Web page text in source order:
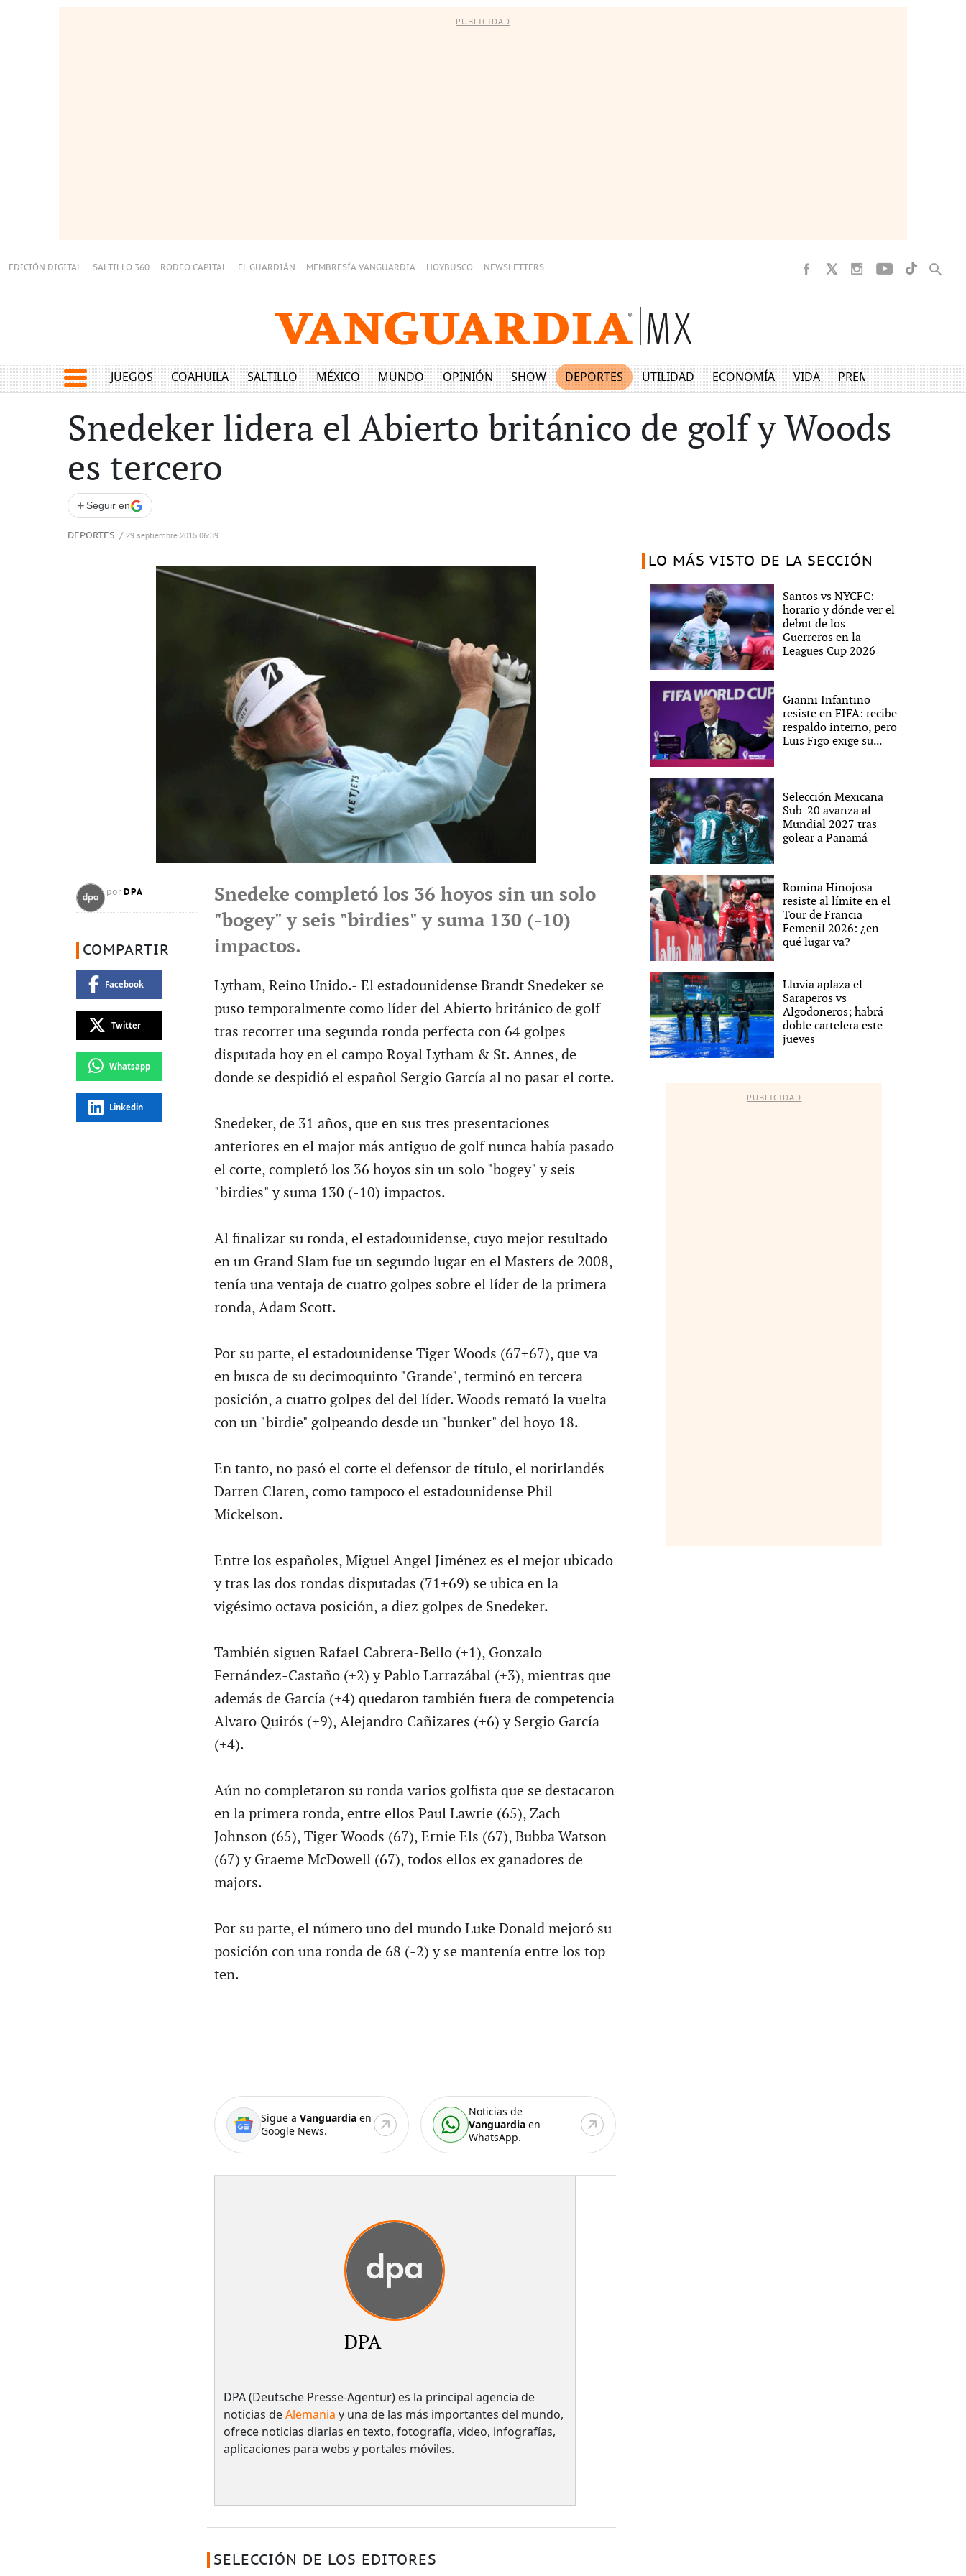
PUBLICIDAD
EDICIÓN DIGITAL SALTILLO 360 RODEO CAPITAL EL GUARDIÁN MEMBRESÍA VANGUARDIA HOYBUSCO NEWSLETTERS
JUEGOS COAHUILA SALTILLO MÉXICO MUNDO OPINIÓN SHOW DEPORTES UTILIDAD ECONOMÍA VIDA PREMIUM
Snedeker lidera el Abierto británico de golf y Woods
es tercero
+ Seguir en
DEPORTES / 29 septiembre 2015 06:39
por DPA
COMPARTIR
Facebook
Twitter
Whatsapp
Linkedin
Snedeke completó los 36 hoyos sin un solo
"bogey" y seis "birdies" y suma 130 (-10)
impactos.
Lytham, Reino Unido.- El estadounidense Brandt Snedeker se
puso temporalmente como líder del Abierto británico de golf
tras recorrer una segunda ronda perfecta con 64 golpes
disputada hoy en el campo Royal Lytham & St. Annes, de
donde se despidió el español Sergio García al no pasar el corte.
Snedeker, de 31 años, que en sus tres presentaciones
anteriores en el major más antiguo de golf nunca había pasado
el corte, completó los 36 hoyos sin un solo "bogey" y seis
"birdies" y suma 130 (-10) impactos.
Al finalizar su ronda, el estadounidense, cuyo mejor resultado
en un Grand Slam fue un segundo lugar en el Masters de 2008,
tenía una ventaja de cuatro golpes sobre el líder de la primera
ronda, Adam Scott.
Por su parte, el estadounidense Tiger Woods (67+67), que va
en busca de su decimoquinto "Grande", terminó en tercera
posición, a cuatro golpes del del líder. Woods remató la vuelta
con un "birdie" golpeando desde un "bunker" del hoyo 18.
En tanto, no pasó el corte el defensor de título, el norirlandés
Darren Claren, como tampoco el estadounidense Phil
Mickelson.
Entre los españoles, Miguel Angel Jiménez es el mejor ubicado
y tras las dos rondas disputadas (71+69) se ubica en la
vigésimo octava posición, a diez golpes de Snedeker.
También siguen Rafael Cabrera-Bello (+1), Gonzalo
Fernández-Castaño (+2) y Pablo Larrazábal (+3), mientras que
además de García (+4) quedaron también fuera de competencia
Alvaro Quirós (+9), Alejandro Cañizares (+6) y Sergio García
(+4).
Aún no completaron su ronda varios golfista que se destacaron
en la primera ronda, entre ellos Paul Lawrie (65), Zach
Johnson (65), Tiger Woods (67), Ernie Els (67), Bubba Watson
(67) y Graeme McDowell (67), todos ellos ex ganadores de
majors.
Por su parte, el número uno del mundo Luke Donald mejoró su
posición con una ronda de 68 (-2) y se mantenía entre los top
ten.
Sigue a Vanguardiaen
Google News.
Noticias de
Vanguardia en
WhatsApp.
DPA
DPA (Deutsche Presse-Agentur) es la principal agencia de
noticias deAlemania y una de las más importantes del mundo,
ofrece noticias diarias en texto, fotografía, video, infografías,
aplicaciones para webs y portales móviles.
SELECCIÓN DE LOS EDITORES
LO MÁS VISTO DE LA SECCIÓN
Santos vs NYCFC:
horario y dónde ver el
debut de los
Guerreros en la
Leagues Cup 2026
Gianni Infantino
resiste en FIFA: recibe
respaldo interno, pero
Luis Figo exige su...
Selección Mexicana
Sub-20 avanza al
Mundial 2027 tras
golear a Panamá
Romina Hinojosa
resiste al límite en el
Tour de Francia
Femenil 2026: ¿en
qué lugar va?
Lluvia aplaza el
Saraperos vs
Algodoneros; habrá
doble cartelera este
jueves
PUBLICIDAD